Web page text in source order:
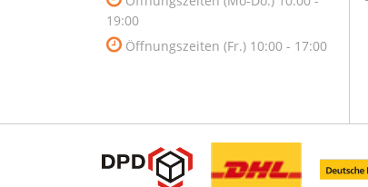
19:00
Öffnungszeiten (Fr.) 10:00 - 17:00